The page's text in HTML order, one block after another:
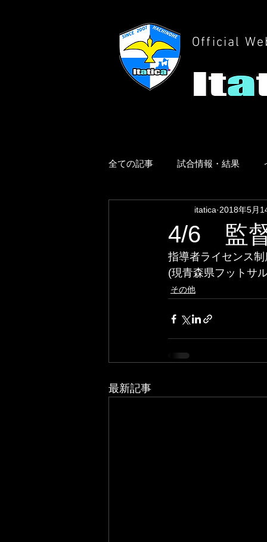
Official
全ての記事 試合情報・結果
4/6 監
itatica 2018年5月
指導者ライセンス
(現青森県フットサ
その他
最新記事